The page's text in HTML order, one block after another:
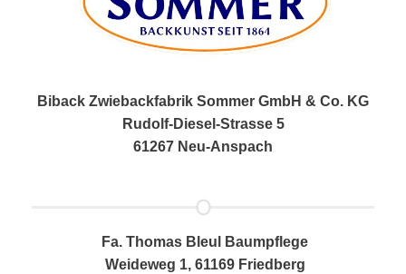
Biback Zwiebackfabrik Sommer GmbH & Co. KG
Rudolf-Diesel-Strasse 5
61267 Neu-Anspach
Fa. Thomas Bleul Baumpflege
Weideweg 1, 61169 Friedberg